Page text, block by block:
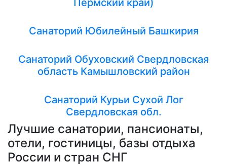
Пермский край)
Санаторий Юбилейный Башкирия
Санаторий Обуховский Свердловская
область Камышловский район
Санаторий Курьи Сухой Лог
Свердловская обл.
Лучшие санатории, пансионаты,
отели, гостиницы, базы отдыха
России и стран СНГ